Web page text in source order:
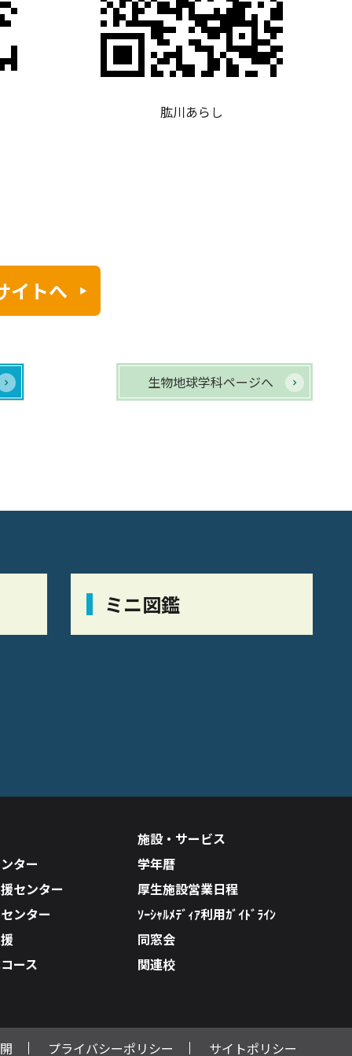
肱川あらし
イトへ
生物地球学科ページへ
ミニ図鑑
ター
センター
ンター
ース
施設・サービス
学年暦
厚生施設営業日程
ｿｰｼｬﾙﾒﾃﾞｨｱ利用ｶﾞｲﾄﾞﾗｲﾝ
同窓会
関連校
プライバシーポリシー サイトポリシー